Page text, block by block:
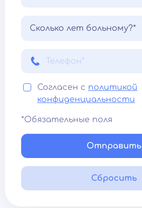
Сколько лет больному?*
Согласен с политикой
конфиденциальности
*Обязательные поля
Отправить
Сбросить